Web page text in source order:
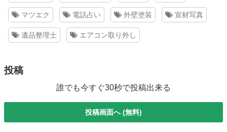
マツエク 電話占い 外壁塗装 宣材写真
遺品整理士 エアコン取り外し
投稿
誰でも今すぐ30秒で投稿出来る
投稿画面へ (無料)